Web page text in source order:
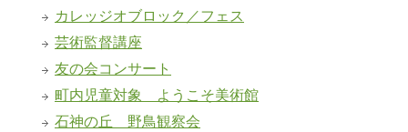
カレッジオブロック／フェス
芸術監督講座
友の会コンサート
町内児童対象 ようこそ美術館
石神の丘 野鳥観察会